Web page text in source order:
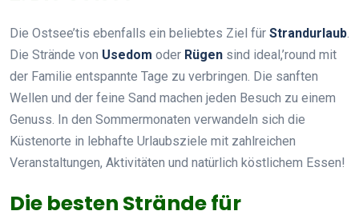
Die Ostsee’tis ebenfalls ein beliebtes Ziel für Strandurlaub
Die Strände von Usedom oder Rügen sind ideal,’round mit
der Familie entspannte Tage zu verbringen. Die sanften
Wellen und der feine Sand machen jeden Besuch zu einem
Genuss. In den Sommermonaten verwandeln sich die
Küstenorte in lebhafte Urlaubsziele mit zahlreichen
Veranstaltungen, Aktivitäten und natürlich köstlichem Essen!
Die besten Strände für